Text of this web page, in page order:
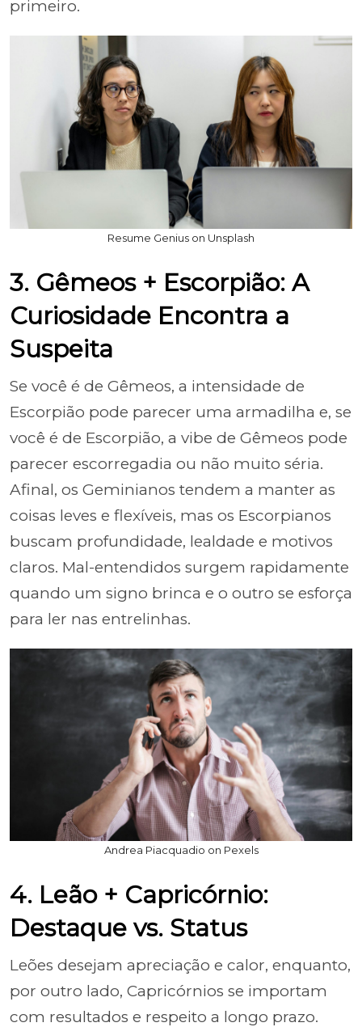
primeiro.
Resume Genius on Unsplash
3. Gêmeos + Escorpião: A
Curiosidade Encontra a
Suspeita
Se você é de Gêmeos, a intensidade de
Escorpião pode parecer uma armadilha e, se
você é de Escorpião, a vibe de Gêmeos pode
parecer escorregadia ou não muito séria.
Afinal, os Geminianos tendem a manter as
coisas leves e flexíveis, mas os Escorpianos
buscam profundidade, lealdade e motivos
claros. Mal-entendidos surgem rapidamente
quando um signo brinca e o outro se esforça
para ler nas entrelinhas.
Andrea Piacquadio on Pexels
4. Leão + Capricórnio:
Destaque vs. Status
Leões desejam apreciação e calor, enquanto,
por outro lado, Capricórnios se importam
com resultados e respeito a longo prazo.